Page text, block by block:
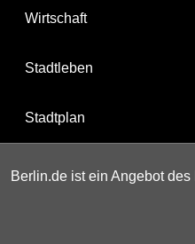
Wirtschaft
Stadtleben
Stadtplan
Berlin.de ist ein Angebot